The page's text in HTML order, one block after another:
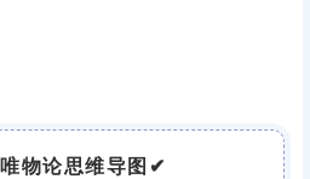
物论思维导图✔